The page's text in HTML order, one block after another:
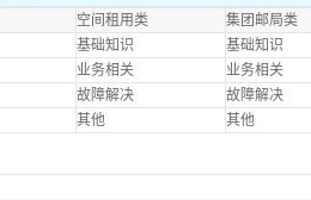
空间租用类
集团邮局类
基础知识
基础知识
业务相关
业务相关
故障解决
故障解决
其他 其他